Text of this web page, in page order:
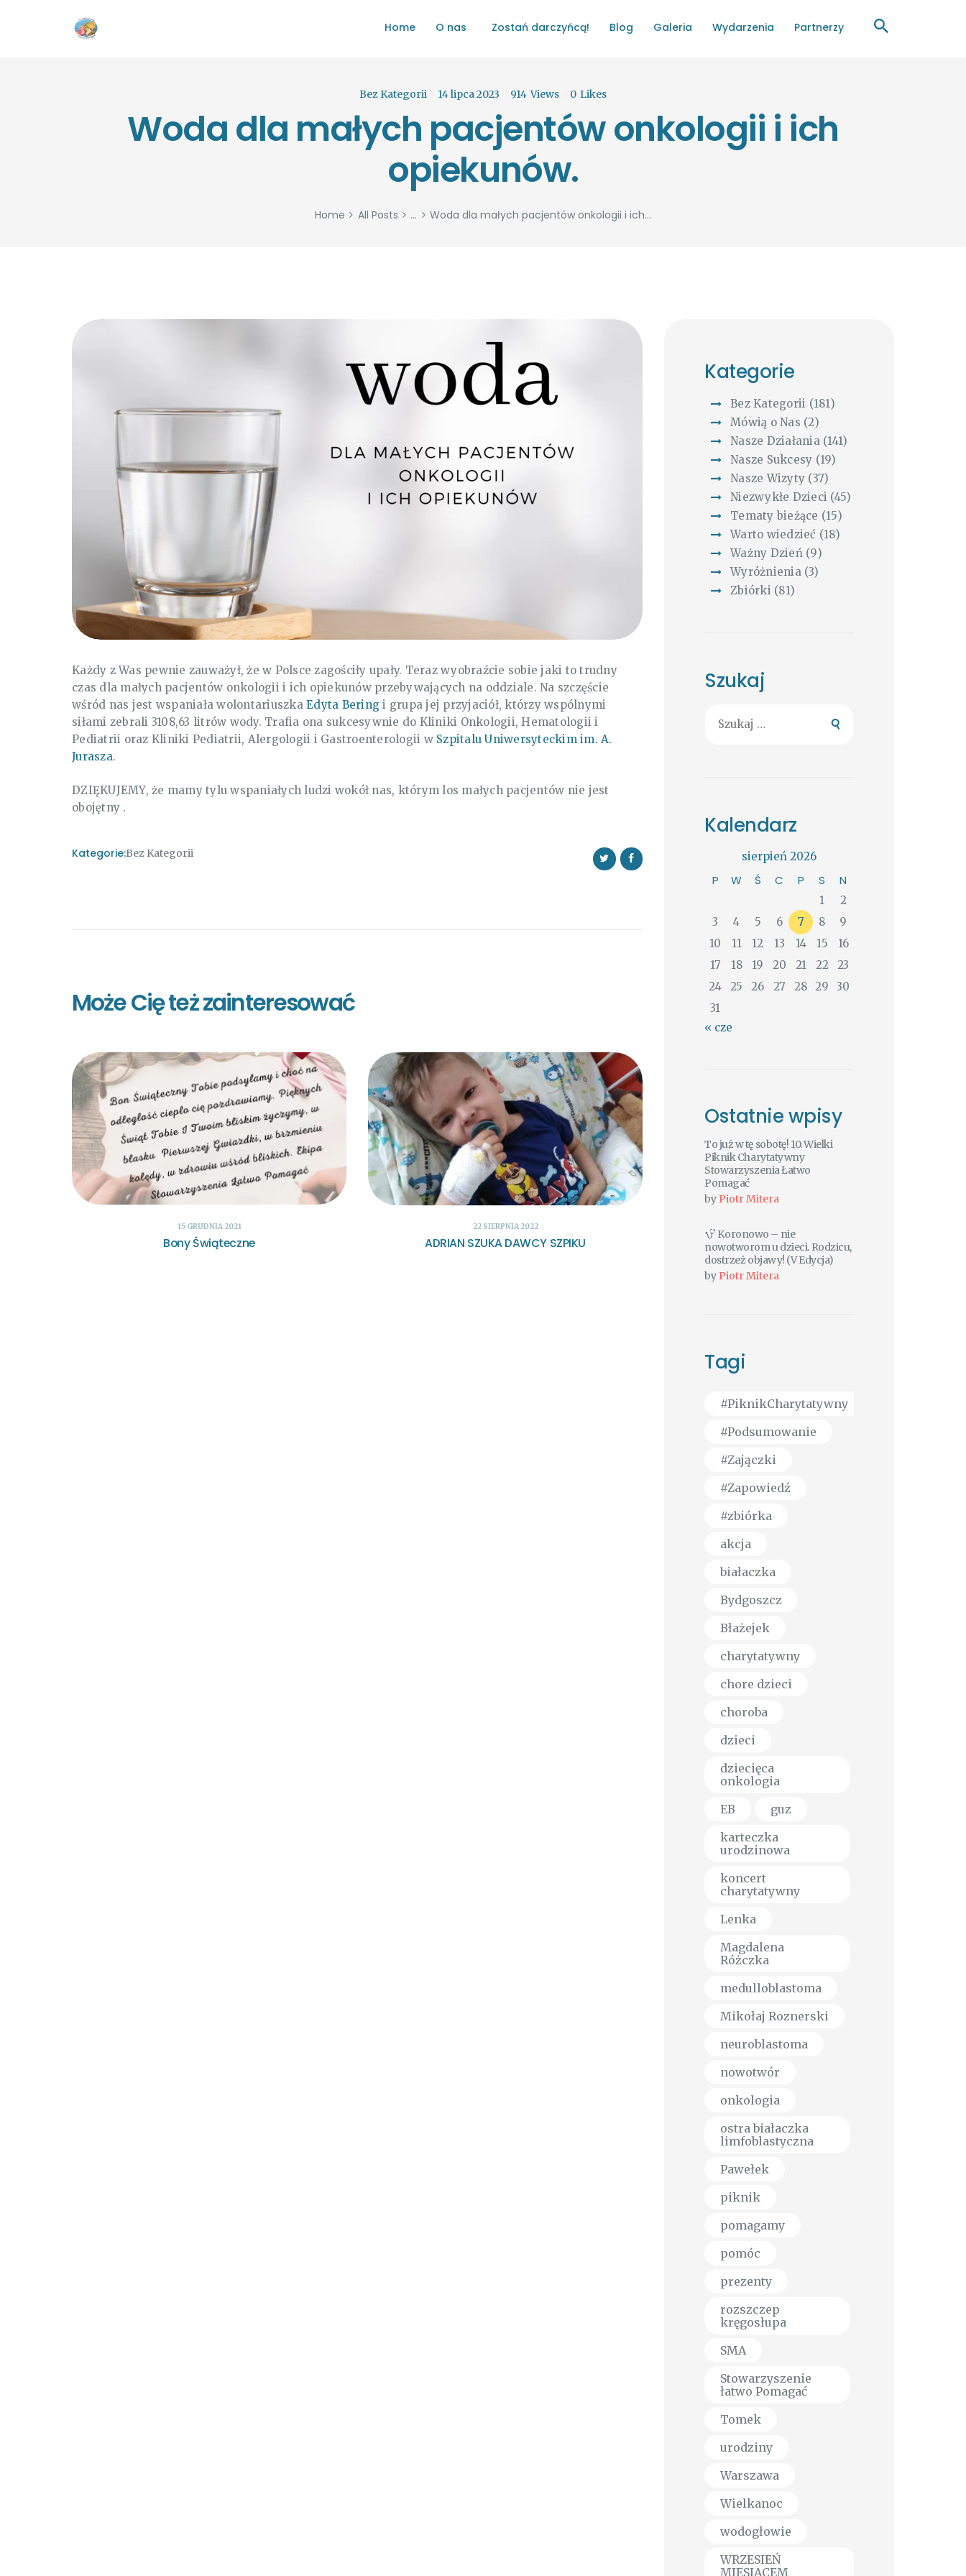
Home O nas Zostań darczyńcą! Blog Galeria Wydarzenia Partnerzy
Bez Kategorii 14 lipca 2023 914 Views 0 Likes
Woda dla małych pacjentów onkologii i ich
opiekunów.
Home All Posts ... Woda dla małych pacjentów onkologii i ich...
HOME
ZOSTAŃ DARCZYŃCĄ!
BLOG
GALERIA
WYDARZENIA
Każdy z Was pewnie zauważył, że w Polsce zagościły upały. Teraz wyobraźcie sobie jaki to trudny
czas dla małych pacjentów onkologii i ich opiekunów przebywających na oddziale. Na szczęście
wśród nas jest wspaniała wolontariuszka Edyta Bering i grupa jej przyjaciół, którzy wspólnymi
siłami zebrali 3108,63 litrów wody. Trafia ona sukcesywnie do Kliniki Onkologii, Hematologii i
Pediatrii oraz Kliniki Pediatrii, Alergologii i Gastroenterologii w Szpitalu Uniwersyteckim im. A.
Jurasza.
DZIĘKUJEMY, że mamy tylu wspaniałych ludzi wokół nas, którym los małych pacjentów nie jest
obojętny .
Kategorie:Bez Kategorii
Może Cię też zainteresować
15 GRUDNIA 2021
Bony Świąteczne
22 SIERPNIA 2022
ADRIAN SZUKA DAWCY SZPIKU
Kategorie
Bez Kategorii (181)
Mówią o Nas (2)
Nasze Działania(141)
Nasze Sukcesy (19)
Nasze Wizyty (37)
Niezwykłe Dzieci (45)
Tematy bieżące (15)
Warto wiedzieć (18)
Ważny Dzień(9)
Wyróżnienia(3)
Zbiórki (81)
Szukaj
Kalendarz
sierpień 2026
P W Ś C P S N
1
2
3
4 5 6 7 8
9
10
11 12 13 14 15
16
17
18 19 20 21 22
23
24
25 26 27 28 29
30
31
« cze
Ostatnie wpisy
To już w tę sobotę! 10. Wielki
Piknik Charytatywny
Stowarzyszenia Łatwo
Pomagać
by Piotr Mitera
Koronowo – nie
nowotworom u dzieci. Rodzicu,
dostrzeż objawy! (V Edycja)
by Piotr Mitera
Tagi
#PiknikCharytatywny
#Podsumowanie
#Zajączki
#Zapowiedź
#zbiórka
akcja
białaczka
Bydgoszcz
Błażejek
charytatywny
chore dzieci
choroba
dzieci
dziecięca
onkologia
EB
guz
karteczka
urodzinowa
koncert
charytatywny
Lenka
Magdalena
Różczka
medulloblastoma
Mikołaj Roznerski
neuroblastoma
nowotwór
onkologia
ostra białaczka
limfoblastyczna
Pawełek
piknik
pomagamy
pomóc
prezenty
rozszczep
kręgosłupa
SMA
Stowarzyszenie
łatwo Pomagać
Tomek
urodziny
Warszawa
Wielkanoc
wodogłowie
WRZESIEŃ
MIESIĄCEM